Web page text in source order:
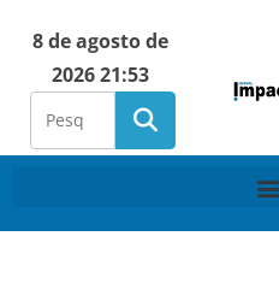
8 de agosto de
2026 21:53